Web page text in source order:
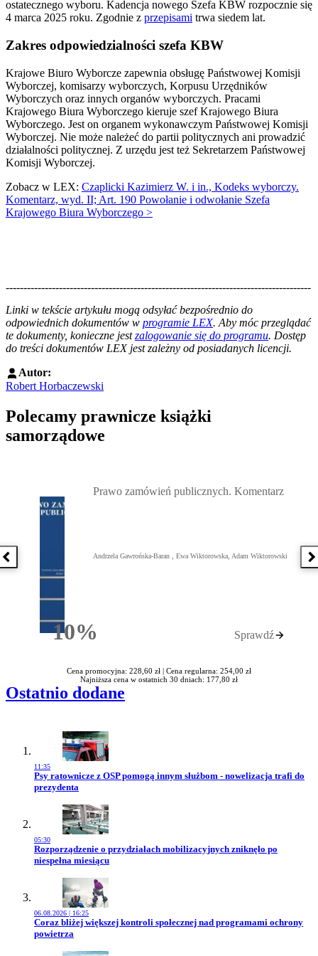
ostatecznego wyboru. Kadencja nowego Szefa KBW rozpocznie się
4 marca 2025 roku. Zgodnie z przepisami trwa siedem lat.
Zakres odpowiedzialności szefa KBW
Krajowe Biuro Wyborcze zapewnia obsługę Państwowej Komisji
Wyborczej, komisarzy wyborczych, Korpusu Urzędników
Wyborczych oraz innych organów wyborczych. Pracami
Krajowego Biura Wyborczego kieruje szef Krajowego Biura
Wyborczego. Jest on organem wykonawczym Państwowej Komisji
Wyborczej. Nie może należeć do partii politycznych ani prowadzić
działalności politycznej. Z urzędu jest też Sekretarzem Państwowej
Komisji Wyborczej.
Zobacz w LEX: Czaplicki Kazimierz W. i in., Kodeks wyborczy.
Komentarz, wyd. II; Art. 190 Powołanie i odwołanie Szefa
Krajowego Biura Wyborczego >
--------------------------------------------------------------------------------------
Linki w tekście artykułu mogą odsyłać bezpośrednio do
odpowiednich dokumentów w programie LEX. Aby móc przeglądać
te dokumenty, konieczne jestzalogowanie się do programu. Dostęp
do treści dokumentów LEX jest zależny od posiadanych licencji.
Autor:
Robert Horbaczewski
Polecamy prawnicze książki
samorządowe
Poprzednia książka
10%Rabatu
Prawo zamówień publicznych. Komentarz
Andrzela Gawrońska-Baran , Ewa Wiktorowska, Adam Wiktorowski
Sprawdź
Cena promocyjna: 228,60 zł | Cena regularna: 254,00 zł
Najniższa cena w ostatnich 30 dniach: 177,80 zł
Ostatnio dodane
11:35
Przejdź do artykułu:
Psy ratownicze z OSP pomogą innym służbom - nowelizacja trafi do
prezydenta
05:30
Przejdź do artykułu:
Rozporządzenie o przydziałach mobilizacyjnych zniknęło po
niespełna miesiącu
06.08.2026 | 16:25
Przejdź do artykułu:
Coraz bliżej większej kontroli społecznej nad programami ochrony
powietrza